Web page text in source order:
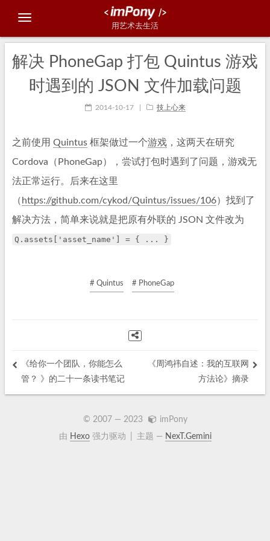
用艺术去生活
解决 PhoneGap 打包 Quintus 游戏
时遇到的 JSON 文件加载问题
2014-10-17 技上心来
之前使用 Quintus 框架做过一个游戏 ，这两天在研究
Cordova（PhoneGap），尝试打包时遇到了问题，游戏无
法正常运行。后来在这里
（ https://github.com/cykod/Quintus/issues/106）找到了
解决方法，简单来说就是把原有外联的 JSON 文件改为
Q.assets['asset_name'] = { ... }
# Quintus # PhoneGap
《给你一个团队，你能怎么
管？ 》的二十一条读书笔记
《周鸿祎自述：我的互联网
方法论》摘录
© 2007 — 2023
imPony
由 Hexo强力驱动 主题 — NexT.Gemini